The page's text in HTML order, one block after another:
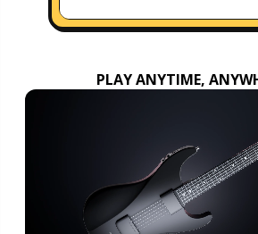
PLAY ANYTIME,